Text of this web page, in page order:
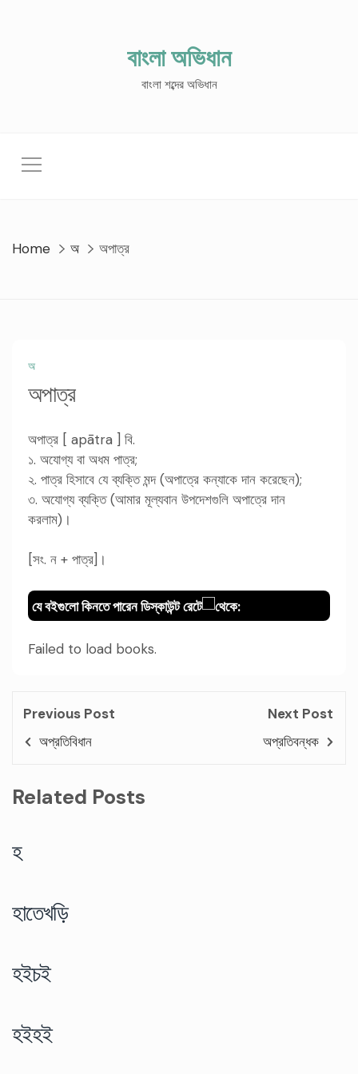
বাংলা অভিধান
বাংলা শব্দের অভিধান
Home অ অপাত্র
অ
অপাত্র
অপাত্র [ apātra ] বি.
১. অযোগ্য বা অধম পাত্র;
২. পাত্র হিসাবে যে ব্যক্তি মন্দ (অপাত্রে কন্যাকে দান করেছেন);
৩. অযোগ্য ব্যক্তি (আমার মূল্যবান উপদেশগুলি অপাত্রে দান
করলাম)।
[সং. ন + পাত্র]।
যে বইগুলো কিনতে পারেন ডিস্কাউন্ট রেটে থেকে:
Failed to load books.
Previous Post
অপ্রতিবিধান
Next Post
অপ্রতিবন্ধক
Related Posts
হ
হাতেখড়ি
হইচই
হইহই